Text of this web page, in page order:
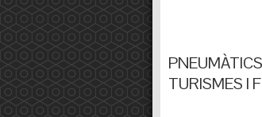
TURISMES I